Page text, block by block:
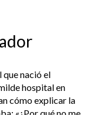
que nació el
hospital en
cómo explicar la